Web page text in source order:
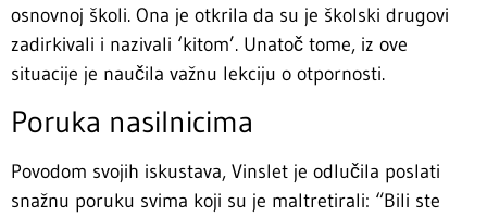
osnovnoj školi. Ona je otkrila da su je školski drugovi
zadirkivali i nazivali ‘kitom’. Unatoč tome, iz ove
situacije je naučila važnu lekciju o otpornosti.
Poruka nasilnicima
Povodom svojih iskustava, Vinslet je odlučila poslati
snažnu poruku svima koji su je maltretirali: “Bili ste